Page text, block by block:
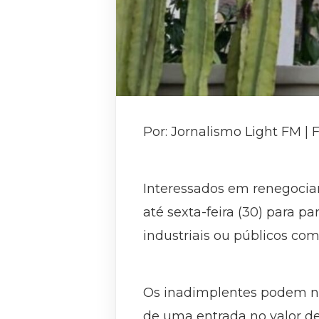
Por: Jornalismo Light FM |
Interessados em
até sexta-feira (30) para
industriais ou públicos
Os inadimplentes podem